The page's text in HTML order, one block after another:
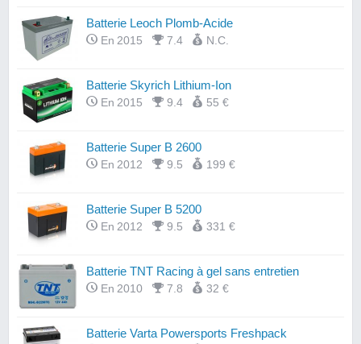
Batterie Leoch Plomb-Acide
En 2015 7.4 N.C.
Batterie Skyrich Lithium-Ion
En 2015 9.4 55 €
Batterie Super B 2600
En 2012 9.5 199 €
Batterie Super B 5200
En 2012 9.5 331 €
Batterie TNT Racing à gel sans entretien
En 2010 7.8 32 €
Batterie Varta Powersports Freshpack